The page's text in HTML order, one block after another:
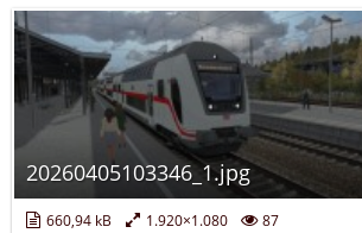
20260405103346_1.jpg
660,94 kB 1.920×1.080 87